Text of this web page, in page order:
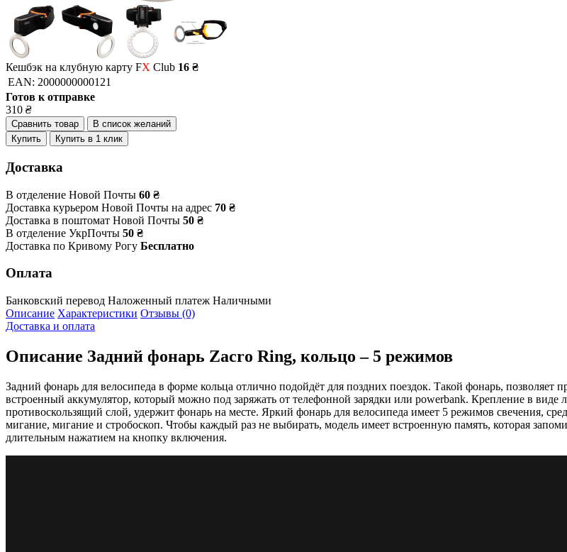
Кешбэк на клубную карту FX Club 16 ₴
EAN: 2000000000121
Готов к отправке
310 ₴
Сравнить товар
В список желаний
Купить
Купить в 1 клик
Доставка
В отделение Новой Почты 60 ₴
Доставка курьером Новой Почты на адрес 70 ₴
Доставка в поштомат Новой Почты 50 ₴
В отделение УкрПочты 50 ₴
Доставка по Кривому Рогу Бесплатно
Оплата
Банковский перевод Наложенный платеж Наличными
Описание Характеристики Отзывы (0)
Доставка и оплата
Описание Задний фонарь Zacro Ring, кольцо – 5 режимов
Задний фонарь для велосипеда в форме кольца отлично подойдёт для поздних поездок. Такой фонарь,
встроенный аккумулятор, который можно под заряжать от телефонной зарядки или powerbank. Крепление в виде
противоскользящий слой, удержит фонарь на месте. Яркий фонарь для велосипеда имеет 5 режимов свечения,
мигание, мигание и стробоскоп. Чтобы каждый раз не выбирать, модель имеет встроенную память, которая
длительным нажатием на кнопку включения.